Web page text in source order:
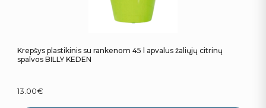
Krepšys plastikinis su rankenom 45 l apvalus žaliųjų citrinų
spalvos BILLY KEDEN
13.00€